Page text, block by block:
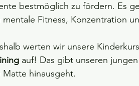
bei SD Rülzheim Gemischte Gruppe
nach dem Probetraining
bestmöglich zu fördern. Es
mentale Fitness, Konzentration
werten wir unsere
auf! Das gibt unseren
Matte hinausgeht.